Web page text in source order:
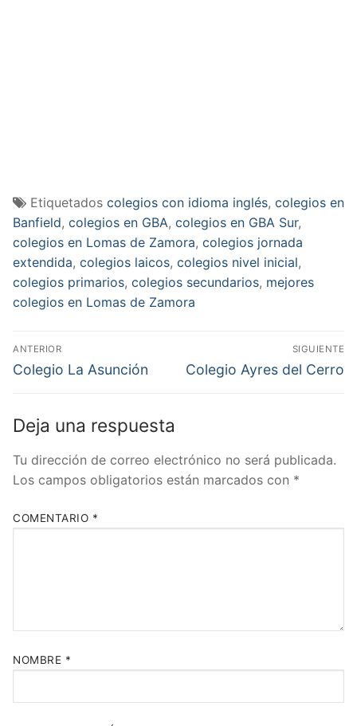
Etiquetados colegios con idioma inglés, colegios en
Banfield, colegios en GBA, colegios en GBA Sur,
colegios en Lomas de Zamora, colegios jornada
extendida, colegios laicos, colegios nivel inicial,
colegios primarios, colegios secundarios, mejores
colegios en Lomas de Zamora
Navegación
de
ANTERIOR
Entrada
Colegio La Asunción
SIGUIENTE
Entrada
Colegio Ayres del Cerro
Deja una respuesta
Tu dirección de correo electrónico no será publicada.
Los campos obligatorios están marcados con *
COMENTARIO *
NOMBRE *